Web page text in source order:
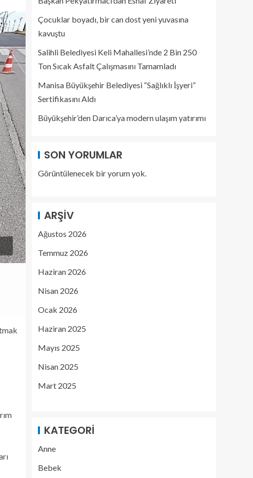
Çocuklar boyadı, bir can dost yeni yuvasına
kavuştu
Salihli Belediyesi Keli Mahallesi’nde 2 Bin 250
Ton Sıcak Asfalt Çalışmasını Tamamladı
Manisa Büyükşehir Belediyesi “Sağlıklı İşyeri”
Sertifikasını Aldı
Büyükşehir’den Darıca’ya modern ulaşım yatırımı
SON YORUMLAR
Görüntülenecek bir yorum yok.
ARŞIV
Ağustos 2026
Temmuz 2026
Haziran 2026
Nisan 2026
Ocak 2026
Haziran 2025
Mayıs 2025
Nisan 2025
Mart 2025
KATEGORI
Anne
Bebek